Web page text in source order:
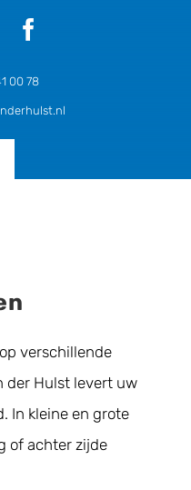
00 78
verschillende
der Hulst levert uw
In kleine en grote
of achter zijde